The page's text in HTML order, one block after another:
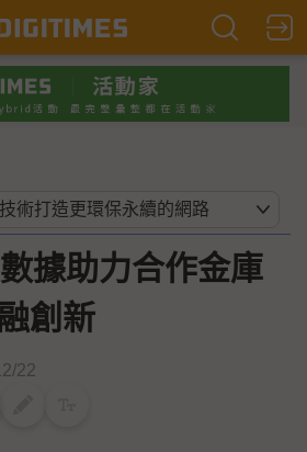
據助力合作金庫
創新
22